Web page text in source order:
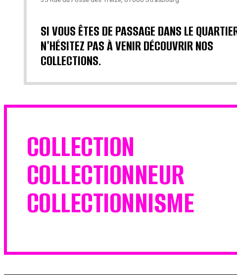
SI VOUS ÊTES DE PASSAGE DANS LE
N'HÉSITEZ PAS À VENIR DÉCOUVRIR NOS
COLLECTIONS.
COLLECTION
COLLECTIONNEUR
COLLECTIONNISME